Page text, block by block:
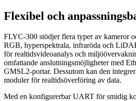
Flexibel och
FLYC-300 stödjer flera typer av kameror
RGB, hyperspektrala, infraröda och
för realtidsvideoanalys och
omfattande anslutningsmöjligheter med
GMSL2-portar. Dessutom kan den
moduler för realtidsöverföring av data.
Med en konfigurerbar UART för smidig